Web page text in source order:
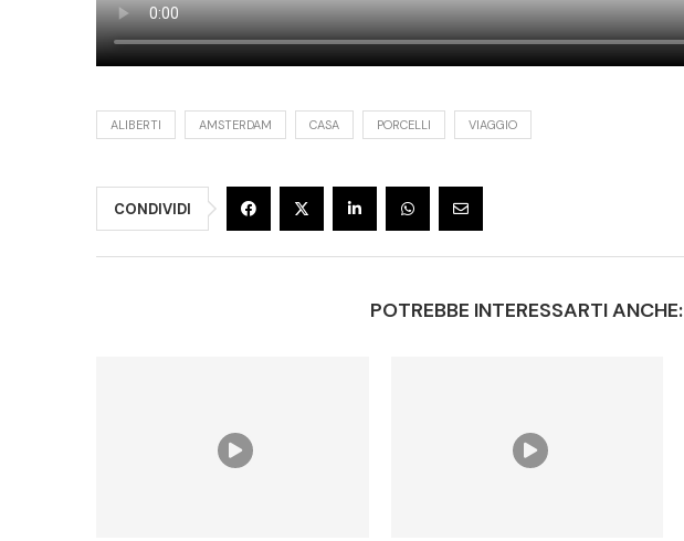
ALIBERTI AMSTERDAM CASA PORCELLI VIAGGIO
CONDIVIDI
POTREBBE INTERESSARTI ANCHE: